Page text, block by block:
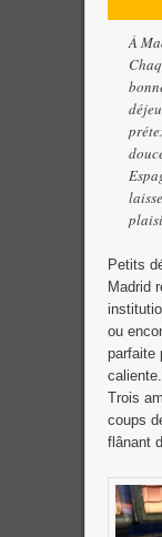
À
Petits
Madrid
ou
parfaite
caliente.
Trois
coups
flânant